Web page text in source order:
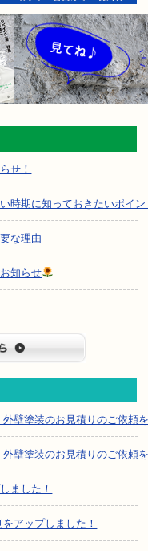
せ！
時期に知っておきたいポイン
な理由
知らせ
壁塗装のお見積りのご依頼
壁塗装のお見積りのご依頼
ました！
アップしました！